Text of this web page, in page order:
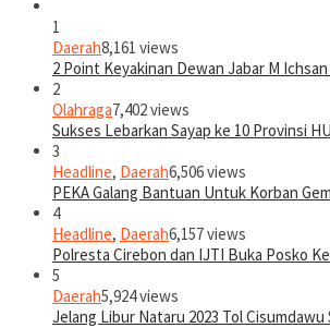
1
Daerah8,161 views
2 Point Keyakinan Dewan Jabar M
2
Olahraga7,402 views
Sukses Lebarkan Sayap ke 10 Provinsi
3
Headline, Daerah6,506 views
PEKA Galang Bantuan Untuk Korban
4
Headline, Daerah6,157 views
Polresta Cirebon dan IJTI Buka Posko
5
Daerah5,924 views
Jelang Libur Nataru 2023 Tol